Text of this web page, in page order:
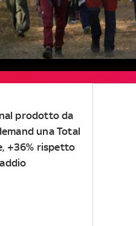
prodotto da
una Total
+36% rispetto